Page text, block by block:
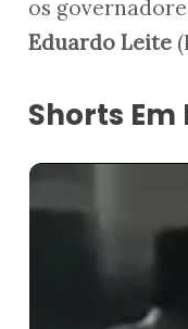
Twitter
os
Eduardo Leite
Shorts